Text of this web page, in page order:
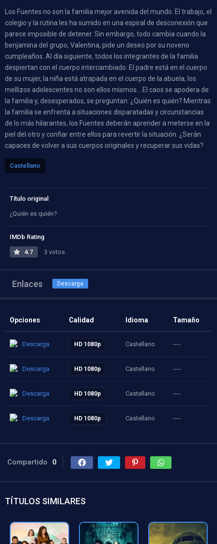
Los Fuentes no son la familia mejor avenida del mundo. El trabajo, el
colegio y la rutina les ha sumido en una espiral de desconexión que
parece imposible de detener. Sin embargo, todo cambia cuando la
benjamina del grupo, Valentina, pide un deseo por su noveno
cumpleaños. Al día siguiente, todos los integrantes de la familia
despiertan con el cuerpo intercambiado: El padre está en el cuerpo
de su mujer, la niña está atrapada en el cuerpo de la abuela, los
mellizos adolescentes no son ellos mismos… El caos se apodera de
la familia y, desesperados, se preguntan: ¿Quién es quién? Mientras
la familia se enfrenta a situaciones disparatadas y circunstancias
de lo más hilarantes, los Fuentes deberán aprender a meterse en la
piel del otro y confiar entre ellos para revertir la situación. ¿Serán
capaces de volver a sus cuerpos originales y recuperar sus vidas?
Castellano
Título original
¿Quién es quién?
IMDb Rating
4.7 3 votos
Enlaces Descarga
Opciones Calidad Idioma Tamaño
Descarga HD 1080p Castellano ----
Descarga HD 1080p Castellano ----
Descarga HD 1080p Castellano ----
Descarga HD 1080p Castellano ----
Compartido 0
TÍTULOS SIMILARES